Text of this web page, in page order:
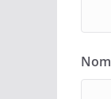
Nom